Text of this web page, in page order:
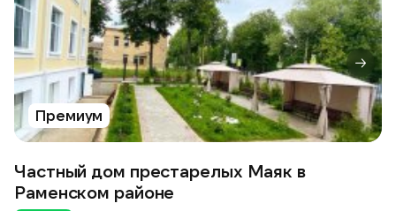
Премиум
Частный дом престарелых Маяк в
Раменском районе